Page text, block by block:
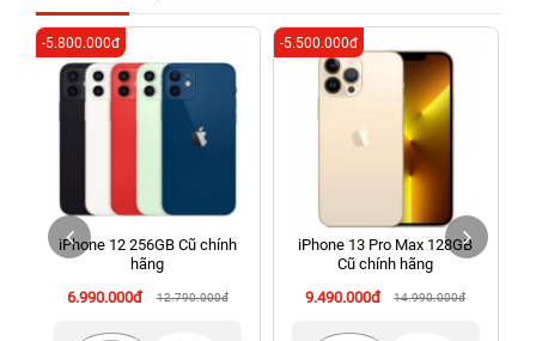
326 Lê Văn Việt, Tăng Nhơn Phú, Hồ Chí Minh (Q.9 TP. Thủ
Đức cũ)
256 Võ Văn Ngân, Thủ Đức, Hồ Chí Minh (Bình Thọ, TP. Thủ
70 Nguyễn An Ninh, Dĩ An, Hồ Chí Minh (Bình Dương Cũ)
24h Vũng Tàu: 162A Ba Cu, Vũng Tàu, Hồ Chí Minh (TP. Vũng
Tàu cũ)
198 Hoàng Văn Thụ, Tân Sơn Nhất, Hồ Chí Minh (Tân Bình
iPhone 12 256GB Cũ chính
hãng
6.990.000đ
12.790.000đ
-5.800.000đ
iPhone 13 Pro Max 128GB
Cũ chính hãng
9.490.000đ
14.990.000đ
-5.500.000đ